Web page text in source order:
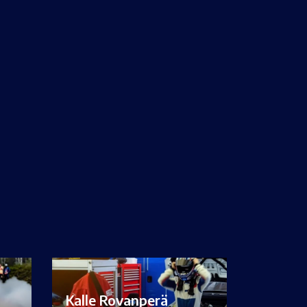
Kalle Rovanperä